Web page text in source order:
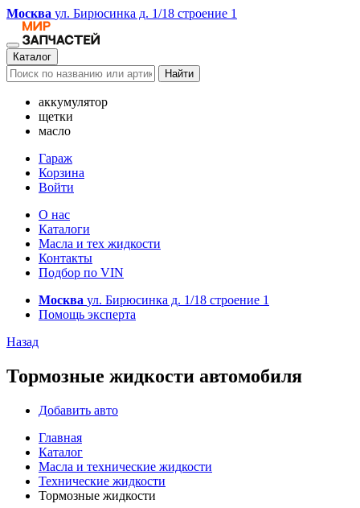
Москва ул. Бирюсинка д. 1/18 строение 1
Каталог
Найти
аккумулятор
щетки
масло
Гараж
Корзина
Войти
О нас
Каталоги
Масла и тех жидкости
Контакты
Подбор по VIN
Москва ул. Бирюсинка д. 1/18 строение 1
Помощь эксперта
Назад
Тормозные жидкости автомобиля
Добавить авто
Главная
Каталог
Масла и технические жидкости
Технические жидкости
Тормозные жидкости